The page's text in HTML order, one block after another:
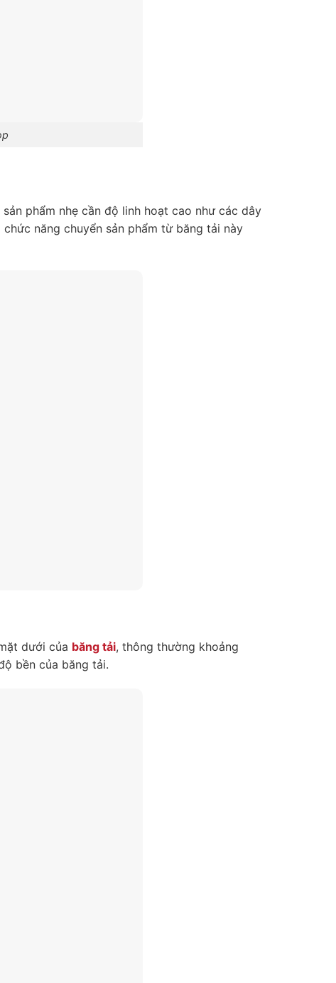
phẩm nhẹ cần độ linh hoạt cao như các dây
năng chuyển sản phẩm từ băng tải này
dưới của băng tải, thông thường khoảng
bền của băng tải.